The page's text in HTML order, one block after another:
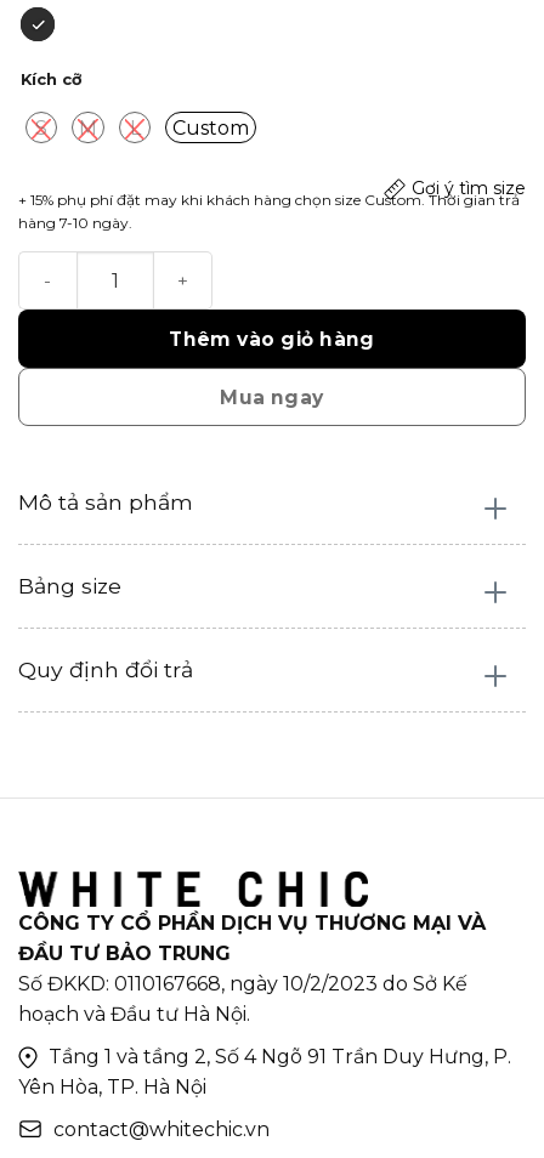
Kích cỡ
S M L Custom
+ 15% phụ phí đặt may khi khách hàng chọn size Custom. Thời gian trả
hàng 7-10 ngày.
Gợi ý tìm size
Thêm vào giỏ hàng
Mua ngay
Mô tả sản phẩm
Bảng size
Quy định đổi trả
CÔNG TY CỔ PHẦN DỊCH VỤ THƯƠNG MẠI VÀ
ĐẦU TƯ BẢO TRUNG
Số ĐKKD: 0110167668, ngày 10/2/2023 do Sở Kế
hoạch và Đầu tư Hà Nội.
Tầng 1 và tầng 2, Số 4 Ngõ 91 Trần Duy Hưng, P.
Yên Hòa, TP. Hà Nội
contact@whitechic.vn